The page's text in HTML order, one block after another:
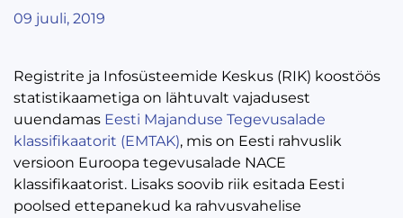
09 juuli, 2019
Registrite ja Infosüsteemide Keskus (RIK) koostöös
statistikaametiga on lähtuvalt vajadusest
uuendamas Eesti Majanduse Tegevusalade
klassifikaatorit (EMTAK), mis on Eesti rahvuslik
versioon Euroopa tegevusalade NACE
klassifikaatorist. Lisaks soovib riik esitada Eesti
poolsed ettepanekud ka rahvusvahelise